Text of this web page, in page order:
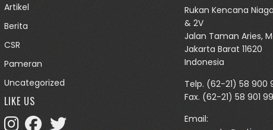
Artikel
Berita
CSR
Pameran
Uncategorized
LIKE US
Rukan Kencana
& 2V
Jalan Taman Aries,
Jakarta Barat 11620
Indonesia
Telp. (62-21) 58 900
Fax. (62-21) 58 901
Email: